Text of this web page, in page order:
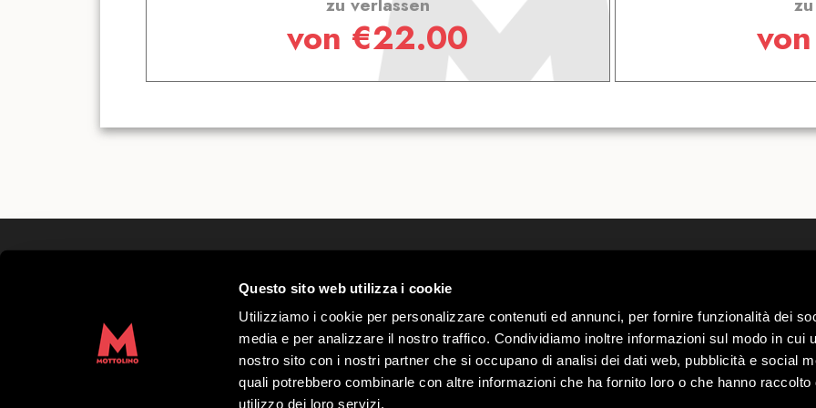
Questo sito web utilizza i cookie
Utilizziamo i cookie per personalizzare contenuti ed annunci, per fornire funzionalità dei
media e per analizzare il nostro traffico. Condividiamo inoltre informazioni sul modo in cui
nostro sito con i nostri partner che si occupano di analisi dei dati web, pubblicità e social
quali potrebbero combinarle con altre informazioni che ha fornito loro o che hanno raccolto
utilizzo dei loro servizi.
zu verlassen
von €22.00 von
Via Bondi 473, 23041 Livigno (SO) – C.F. 00585220148
Grundkapital € 8.772.000,00 – REA di Sondrio n.
Copyright 2019 Mottolino S.p.A.- Website:Webtek
Arbeite mit uns
Regelung Mottolino Vibes
Datenschutz & Cookie-
Parkplatz
Gruppen